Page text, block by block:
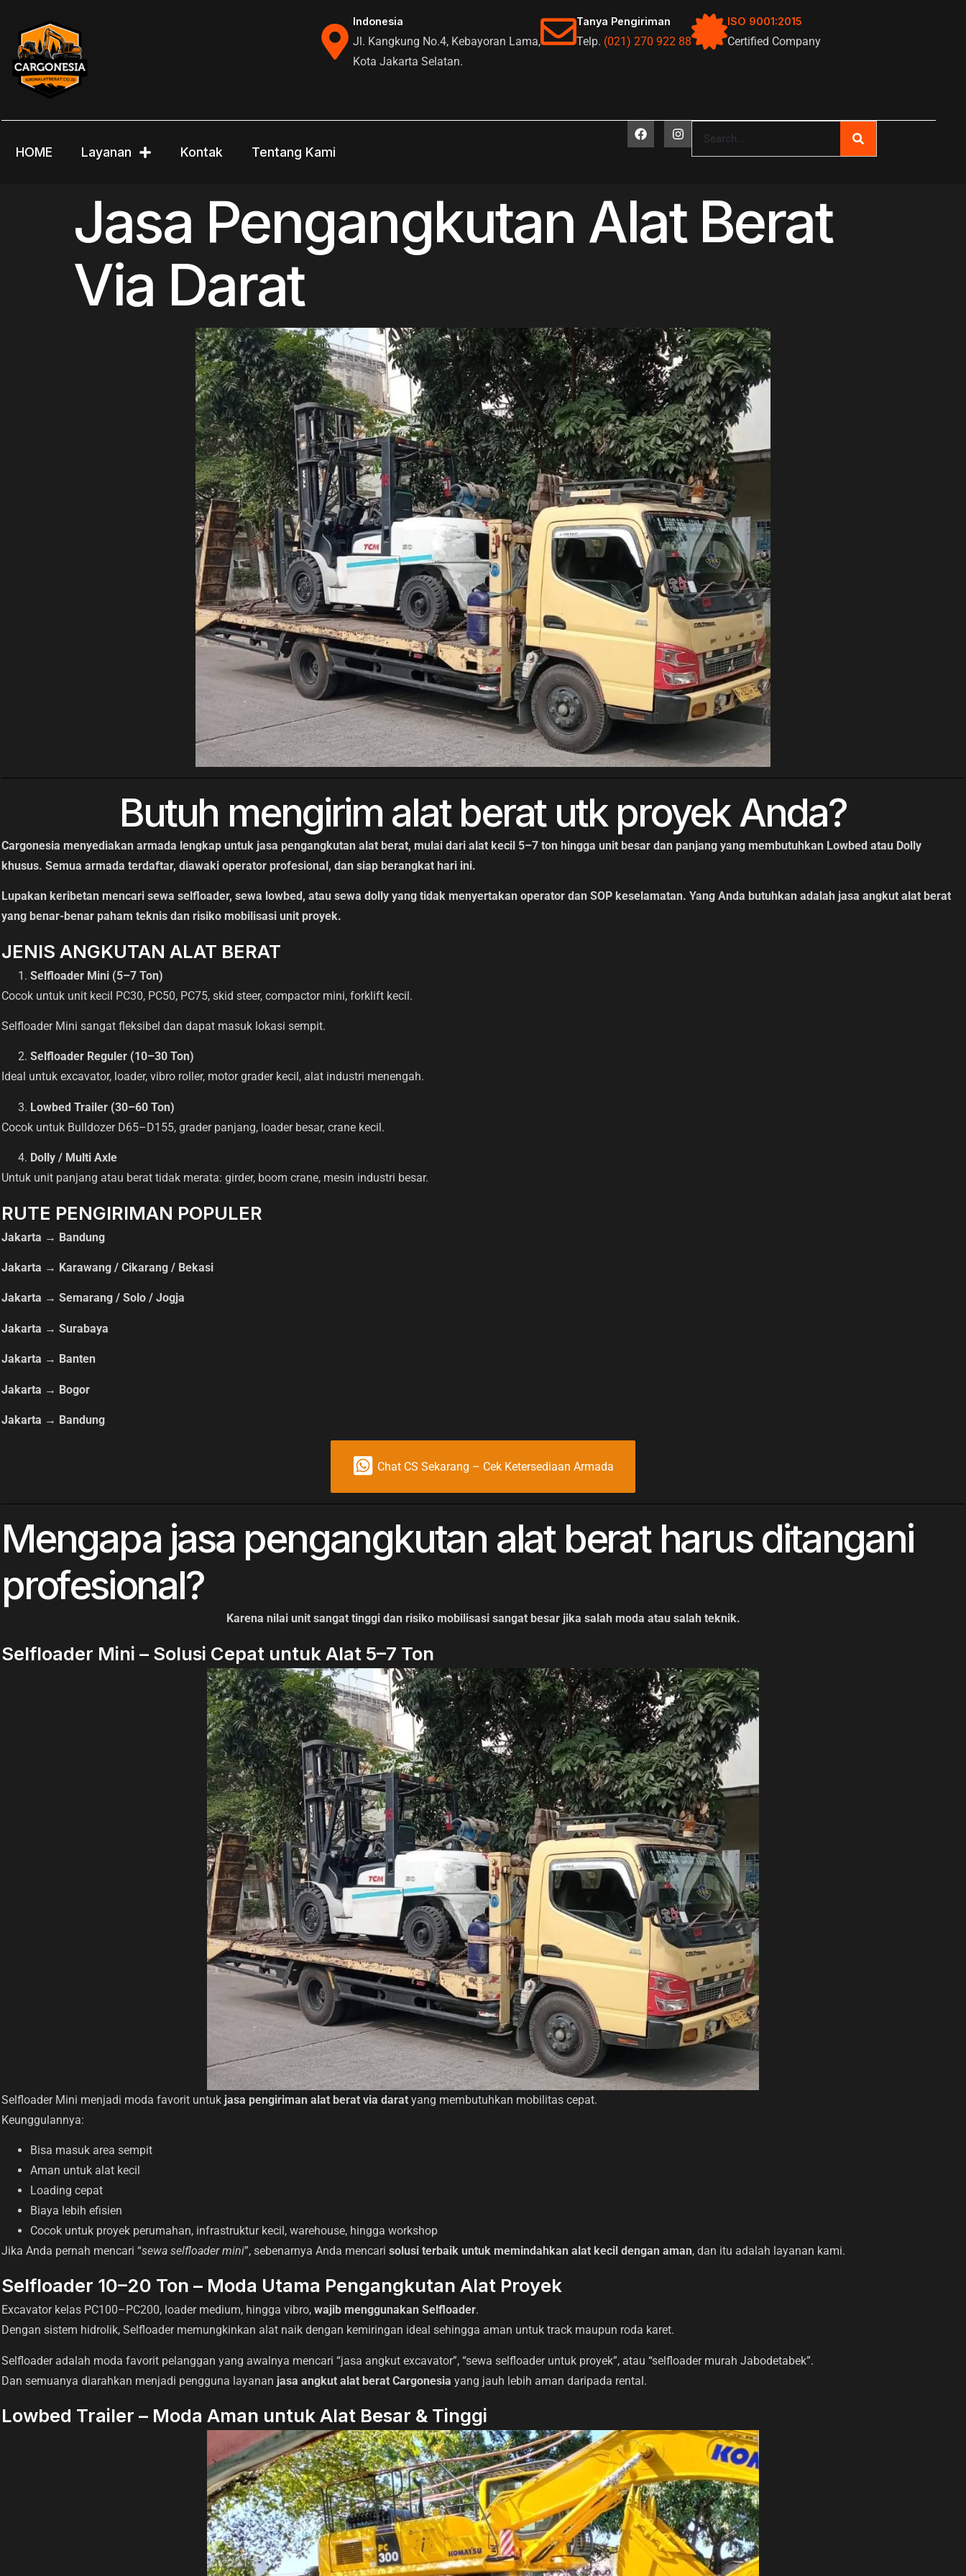
Indonesia
Jl. Kangkung No.4, Kebayoran Lama,
Kota Jakarta Selatan.
Tanya Pengiriman
Telp. (021) 270 922 88
ISO 9001:2015
Certified Company
HOME Layanan Kontak Tentang Kami
Jasa Pengangkutan Alat Berat
Via Darat
Butuh mengirim alat berat utk proyek Anda?
Cargonesia menyediakan armada lengkap untuk jasa pengangkutan alat berat, mulai dari alat kecil 5–7 ton hingga unit besar dan panjang yang membutuhkan Lowbed atau Dolly
khusus. Semua armada terdaftar, diawaki operator profesional, dan siap berangkat hari ini.
Lupakan keribetan mencari sewa selfloader, sewa lowbed, atau sewa dolly yang tidak menyertakan operator dan SOP keselamatan. Yang Anda butuhkan adalah jasa angkut alat berat
yang benar-benar paham teknis dan risiko mobilisasi unit proyek.
JENIS ANGKUTAN ALAT BERAT
Selfloader Mini (5–7 Ton)
Cocok untuk unit kecil PC30, PC50, PC75, skid steer, compactor mini, forklift kecil.
Selfloader Mini sangat fleksibel dan dapat masuk lokasi sempit.
Selfloader Reguler (10–30 Ton)
Ideal untuk excavator, loader, vibro roller, motor grader kecil, alat industri menengah.
Lowbed Trailer (30–60 Ton)
Cocok untuk Bulldozer D65–D155, grader panjang, loader besar, crane kecil.
Dolly / Multi Axle
Untuk unit panjang atau berat tidak merata: girder, boom crane, mesin industri besar.
RUTE PENGIRIMAN POPULER
Jakarta → Bandung
Jakarta → Karawang / Cikarang / Bekasi
Jakarta → Semarang / Solo / Jogja
Jakarta → Surabaya
Jakarta → Banten
Jakarta → Bogor
Jakarta → Bandung
Chat CS Sekarang – Cek Ketersediaan Armada
Mengapa jasa pengangkutan alat berat harus ditangani
profesional?
Karena nilai unit sangat tinggi dan risiko mobilisasi sangat besar jika salah moda atau salah teknik.
Selfloader Mini – Solusi Cepat untuk Alat 5–7 Ton
Selfloader Mini menjadi moda favorit untuk jasa pengiriman alat berat via darat yang membutuhkan mobilitas cepat.
Keunggulannya:
Bisa masuk area sempit
Aman untuk alat kecil
Loading cepat
Biaya lebih efisien
Cocok untuk proyek perumahan, infrastruktur kecil, warehouse, hingga workshop
Jika Anda pernah mencari “sewa selfloader mini”, sebenarnya Anda mencari solusi terbaik untuk memindahkan alat kecil dengan aman, dan itu adalah layanan kami.
Selfloader 10–20 Ton – Moda Utama Pengangkutan Alat Proyek
Excavator kelas PC100–PC200, loader medium, hingga vibro, wajib menggunakan Selfloader.
Dengan sistem hidrolik, Selfloader memungkinkan alat naik dengan kemiringan ideal sehingga aman untuk track maupun roda karet.
Selfloader adalah moda favorit pelanggan yang awalnya mencari “jasa angkut excavator”, “sewa selfloader untuk proyek”, atau “selfloader murah Jabodetabek”.
Dan semuanya diarahkan menjadi pengguna layanan jasa angkut alat berat Cargonesia yang jauh lebih aman daripada rental.
Lowbed Trailer – Moda Aman untuk Alat Besar & Tinggi